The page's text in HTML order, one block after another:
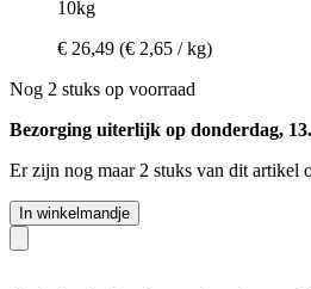
10kg
€ 26,49 (€ 2,65 / kg)
Nog 2 stuks op voorraad
Bezorging uiterlijk op donderdag,
Er zijn nog maar 2 stuks van dit artikel
In winkelmandje